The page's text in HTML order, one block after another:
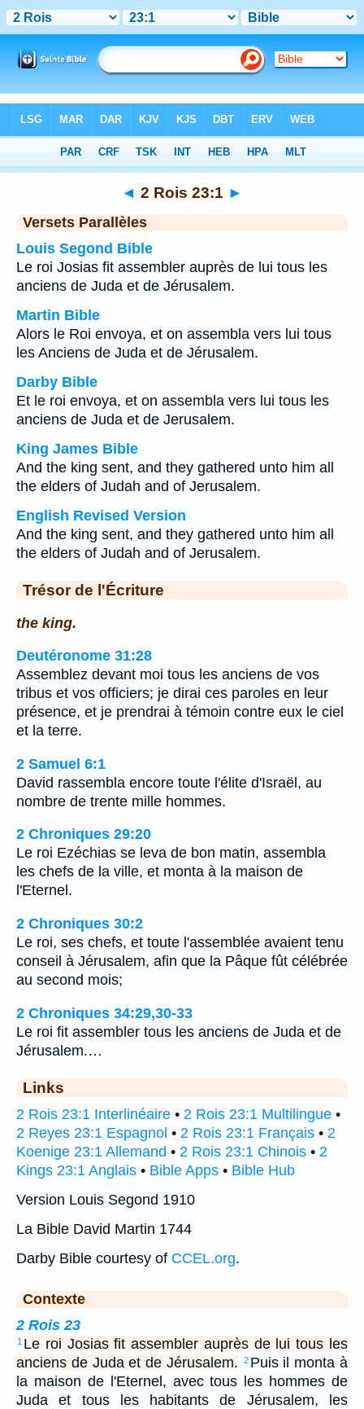
Chapitre 23> Verset 1
◄ 2 Rois 23:1 ►
Versets Parallèles
Louis Segond Bible
Le roi Josias fit assembler auprès de lui tous les
anciens de Juda et de Jérusalem.
Martin Bible
Alors le Roi envoya, et on assembla vers lui tous
les Anciens de Juda et de Jérusalem.
Darby Bible
Et le roi envoya, et on assembla vers lui tous les
anciens de Juda et de Jerusalem.
King James Bible
And the king sent, and they gathered unto him all
the elders of Judah and of Jerusalem.
English Revised Version
And the king sent, and they gathered unto him all
the elders of Judah and of Jerusalem.
Trésor de l'Écriture
the king.
Deutéronome 31:28
Assemblez devant moi tous les anciens de vos
tribus et vos officiers; je dirai ces paroles en leur
présence, et je prendrai à témoin contre eux le ciel
et la terre.
2 Samuel 6:1
David rassembla encore toute l'élite d'Israël, au
nombre de trente mille hommes.
2 Chroniques 29:20
Le roi Ezéchias se leva de bon matin, assembla
les chefs de la ville, et monta à la maison de
l'Eternel.
2 Chroniques 30:2
Le roi, ses chefs, et toute l'assemblée avaient tenu
conseil à Jérusalem, afin que la Pâque fût célébrée
au second mois;
2 Chroniques 34:29,30-33
Le roi fit assembler tous les anciens de Juda et de
Jérusalem.…
Links
2 Rois 23:1 Interlinéaire • 2 Rois 23:1 Multilingue •
2 Reyes 23:1 Espagnol • 2 Rois 23:1 Français • 2
Koenige 23:1 Allemand • 2 Rois 23:1 Chinois • 2
Kings 23:1 Anglais • Bible Apps • Bible Hub
Version Louis Segond 1910
La Bible David Martin 1744
Darby Bible courtesy of CCEL.org.
Contexte
2 Rois 23
1 Le roi Josias fit assembler auprès de lui tous les
anciens de Juda et de Jérusalem.
2 Puis il monta à
la maison de l'Eternel, avec tous les hommes de
Juda et tous les habitants de Jérusalem, les